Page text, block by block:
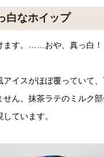
白なホイップ
ます。……おや、真っ白！
アイスがほぼ覆っていて
せん。抹茶ラテのミルク
ています。